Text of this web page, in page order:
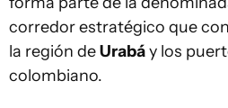
corredor estratégico que
la región deUrabáy los
colombiano.